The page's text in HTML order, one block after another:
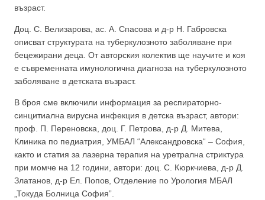
възраст.
Доц. С. Велизарова, ас. А. Спасова и д-р Н. Габровска
описват структурата на туберкулозното заболяване при
бецежирани деца. От авторския колектив ще научите и коя
е съвременната имунологична диагноза на туберкулозното
заболяване в детската възраст.
В броя сме включили информация за респираторно-
синцитиална вирусна инфекция в детска възраст, автори:
проф. П. Переновска, доц. Г. Петрова, д-р Д. Митева,
Клиника по педиатрия, УМБАЛ “Александровска“ – София,
както и статия за лазерна терапия на уретрална стриктура
при момче на 12 години, автори: доц. С. Кюркчиева, д-р Д.
Златанов, д-р Ел. Попов, Отделение по Урология МБАЛ
„Токуда Болница София”.